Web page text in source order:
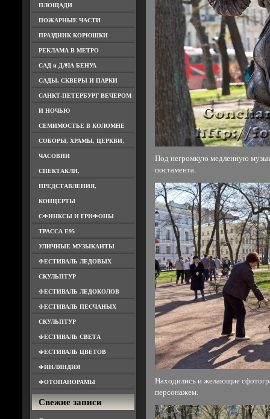
ПЛОЩАДИ
ПОЖАРНЫЕ ЧАСТИ
ПРАЗДНИК КОРЮШКИ
РЕКЛАМА В МЕТРО
САД и ДАЧА БЕНУА
САДЫ, СКВЕРЫ И ПАРКИ
САНКТ-ПЕТЕРБУРГ ВЕЧЕРОМ
И НОЧЬЮ
СЕМИМОСТЬЕ В КОЛОМНЕ
СОБОРЫ, ХРАМЫ, ЦЕРКВИ,
ЧАСОВНИ
СПЕКТАКЛИ,
ПРЕДСТАВЛЕНИЯ,
КОНЦЕРТЫ
СФИНКСЫ И ГРИФОНЫ
ТРАССА Е95
УЛИЧНЫЕ МУЗЫКАНТЫ
ФЕСТИВАЛЬ ЛЕДОВЫХ
СКУЛЬПТУР
ФЕСТИВАЛЬ ЛЕДОКОЛОВ
ФЕСТИВАЛЬ ПЕСЧАНЫХ
СКУЛЬПТУР
ФЕСТИВАЛЬ СВЕТА
ФЕСТИВАЛЬ ЦВЕТОВ
ФИНЛЯНДИЯ
ФОТОПАНОРАМЫ
Свежие записи
Под негромкую медленную
постамента.
Находились и желающие
персонажем.